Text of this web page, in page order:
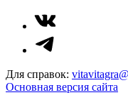
Для справок:
Основная версия сайта